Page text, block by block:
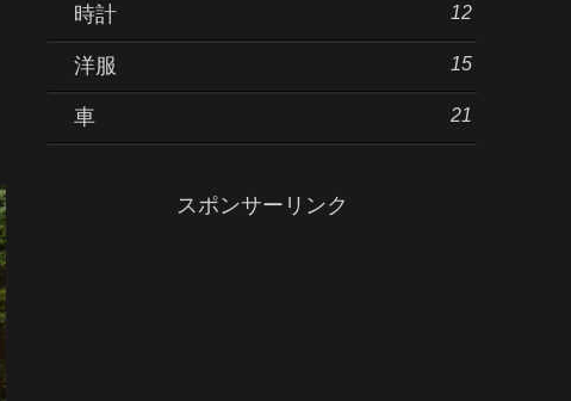
時計 12
洋服 15
車 21
スポンサーリンク